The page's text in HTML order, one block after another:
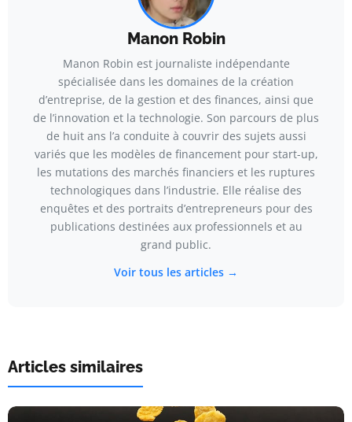
Manon Robin
Manon Robin est journaliste indépendante
spécialisée dans les domaines de la création
d’entreprise, de la gestion et des finances, ainsi que
de l’innovation et la technologie. Son parcours de plus
de huit ans l’a conduite à couvrir des sujets aussi
variés que les modèles de financement pour start-up,
les mutations des marchés financiers et les ruptures
technologiques dans l’industrie. Elle réalise des
enquêtes et des portraits d’entrepreneurs pour des
publications destinées aux professionnels et au
grand public.
Voir tous les articles →
Articles similaires